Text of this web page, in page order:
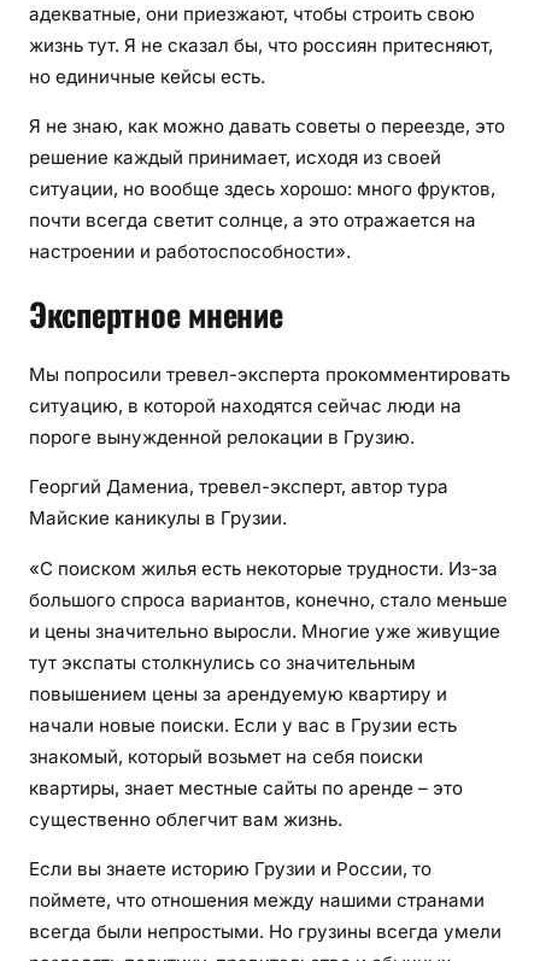
адекватные, они приезжают, чтобы строить свою
жизнь тут. Я не сказал бы, что россиян притесняют,
но единичные кейсы есть.
Я не знаю, как можно давать советы о переезде, это
решение каждый принимает, исходя из своей
ситуации, но вообще здесь хорошо: много фруктов,
почти всегда светит солнце, а это отражается на
настроении и работоспособности».
Экспертное мнение
Мы попросили тревел-эксперта прокомментировать
ситуацию, в которой находятся сейчас люди на
пороге вынужденной релокации в Грузию.
Георгий Дамениа, тревел-эксперт, автор тура
Майские каникулы в Грузии.
«С поиском жилья есть некоторые трудности. Из-за
большого спроса вариантов, конечно, стало меньше
и цены значительно выросли. Многие уже живущие
тут экспаты столкнулись со значительным
повышением цены за арендуемую квартиру и
начали новые поиски. Если у вас в Грузии есть
знакомый, который возьмет на себя поиски
квартиры, знает местные сайты по аренде – это
существенно облегчит вам жизнь.
Если вы знаете историю Грузии и России, то
поймете, что отношения между нашими странами
всегда были непростыми. Но грузины всегда умели